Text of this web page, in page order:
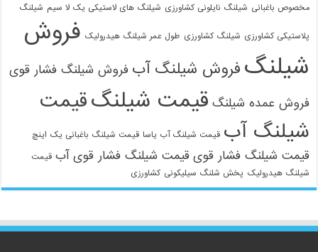
مخصوص باغبانی شیلنگ نایلونی کشاورزی شیلنگ های لاستیکی یک لا سیم شیلنگ
پلاستیکی کشاورزی شیلنگ کشاورزی طول عمر شیلنگ هیدرولیک فروش
شیلنگ فروش شیلنگ آب فروش شیلنگ فشار قوی
فروش عمده شیلنگ قیمت شیلنگقیمت
شیلنگ آب قیمت شیلنگ آب یاسا قیمت شیلنگ باغبانی یک اینچ
قیمت شیلنگ فشار قوی قیمت شیلنگ فشار قوی آب قیمت
شیلنگ هیدرولیک پخش شلنگ سیلیکونی کشاورزی